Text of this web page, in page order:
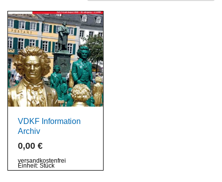
VDKF Information
Archiv
0,00 €
versandkostenfrei
Einheit: Stück